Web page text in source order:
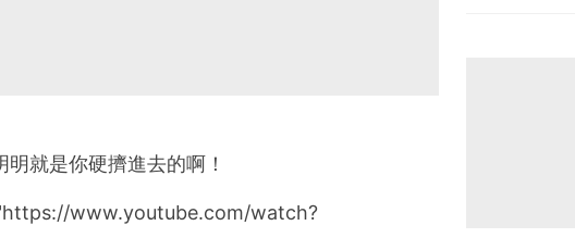
就是你硬擠進去的啊！
www.youtube.com/watch?